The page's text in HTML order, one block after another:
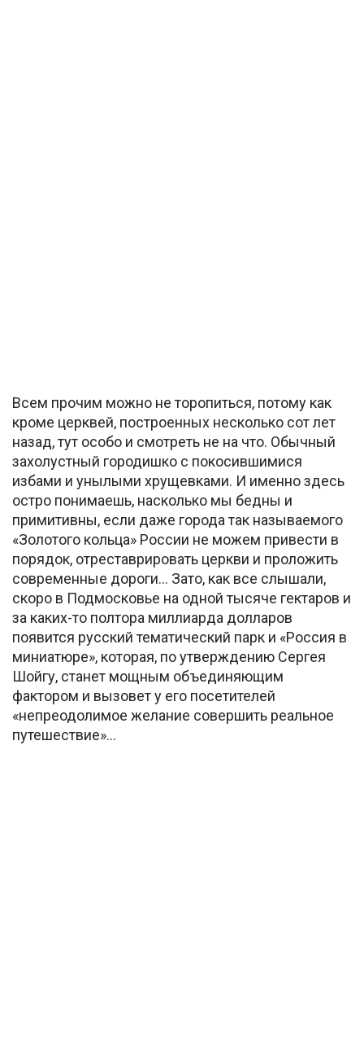
Всем прочим можно не торопиться, потому как
кроме церквей, построенных несколько сот лет
назад, тут особо и смотреть не на что. Обычный
захолустный городишко с покосившимися
избами и унылыми хрущевками. И именно здесь
остро понимаешь, насколько мы бедны и
примитивны, если даже города так называемого
«Золотого кольца» России не можем привести в
порядок, отреставрировать церкви и проложить
современные дороги… Зато, как все слышали,
скоро в Подмосковье на одной тысяче гектаров и
за каких-то полтора миллиарда долларов
появится русский тематический парк и «Россия в
миниатюре», которая, по утверждению Сергея
Шойгу, станет мощным объединяющим
фактором и вызовет у его посетителей
«непреодолимое желание совершить реальное
путешествие»…